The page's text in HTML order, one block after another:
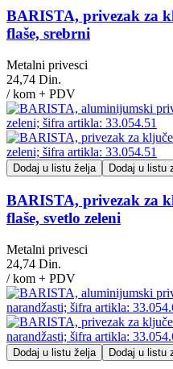
BARISTA, privezak za
flaše, srebrni
Metalni privesci
24,74 Din.
/ kom + PDV
Dodaj u listu želja Dodaj u listu
BARISTA, privezak za
flaše, svetlo zeleni
Metalni privesci
24,74 Din.
/ kom + PDV
Dodaj u listu želja Dodaj u listu